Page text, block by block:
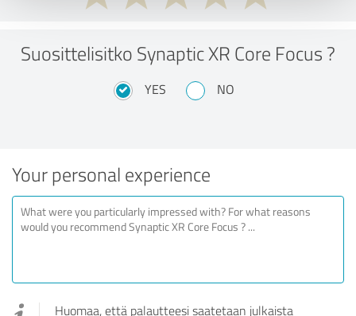
Suosittelisitko Synaptic XR Core Focus ?
YES NO
Your personal experience
Huomaa, että palautteesi saatetaan julkaista